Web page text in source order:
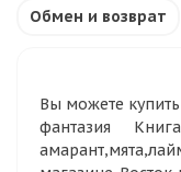
Обмен и возврат
Вы можете
фантазия